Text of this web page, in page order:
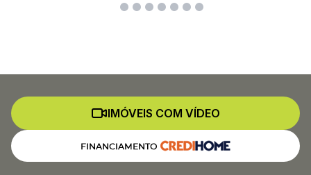
IMÓVEIS COM VÍDEO